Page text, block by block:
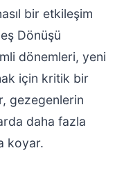
bir etkileşim
Dönüşü
dönemleri, yeni
için kritik bir
gezegenlerin
daha fazla
koyar.